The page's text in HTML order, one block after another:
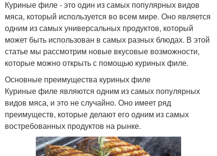
Салат из феты
Салат из крабовых
палочек
палочками
палочками
Филе с ананасами Филе с ананасом
Куриные филе - это один из самых популярных видов
мяса, который используется во всем мире. Оно является
одним из самых универсальных продуктов, который
может быть использован в самых разных блюдах. В этой
статье мы рассмотрим новые вкусовые возможности,
которые можно открыть с помощью куриных филе.
Основные преимущества куриных филе
Куриные филе являются одним из самых популярных
видов мяса, и это не случайно. Оно имеет ряд
преимуществ, которые делают его одним из самых
востребованных продуктов на рынке.